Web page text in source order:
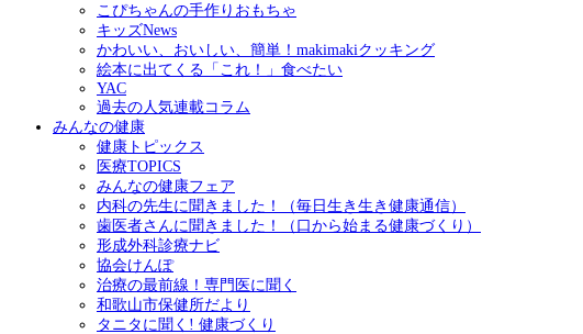
こぴちゃんの手作りおもちゃ
キッズNews
かわいい、おいしい、簡単！makimakiクッキング
絵本に出てくる「これ！」食べたい
YAC
過去の人気連載コラム
みんなの健康
健康トピックス
医療TOPICS
みんなの健康フェア
内科の先生に聞きました！（毎日生き生き健康通信）
歯医者さんに聞きました！（口から始まる健康づくり）
形成外科診療ナビ
協会けんぽ
治療の最前線！専門医に聞く
和歌山市保健所だより
タニタに聞く! 健康づくり